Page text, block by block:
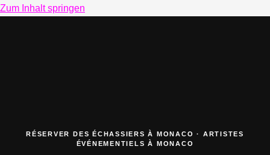
Zum Inhalt springen
RÉSERVER DES ÉCHASSIERS À MONACO · ARTISTES
ÉVÉNEMENTIELS À MONACO